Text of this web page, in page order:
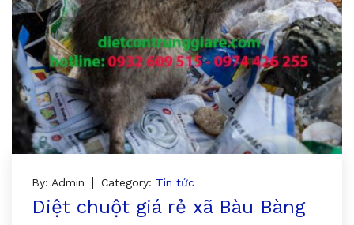
By: Admin Category: Tin tức
Diệt chuột giá rẻ xã Bàu Bàng